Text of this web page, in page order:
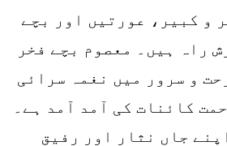
و کبیر، عورتیں اور بچے
راہ ہیں۔ معصوم بچے فخر
و سرور میں نغمہ سرائی
کائنات کی آمد آمد ہے۔
جاں نثار اور رفیق